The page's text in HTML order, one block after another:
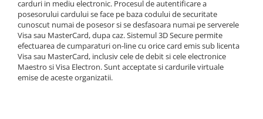
carduri in mediu electronic. Procesul de autentificare a
posesorului cardului se face pe baza codului de securitate
cunoscut numai de posesor si se desfasoara numai pe serverele
Visa sau MasterCard, dupa caz. Sistemul 3D Secure permite
efectuarea de cumparaturi on-line cu orice card emis sub licenta
Visa sau MasterCard, inclusiv cele de debit si cele electronice
Maestro si Visa Electron. Sunt acceptate si cardurile virtuale
emise de aceste organizatii.